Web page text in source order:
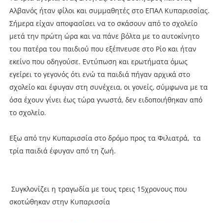
Αλβανός ήταν φίλοι και συμμαθητές στο ΕΠΑΛ Κυπαρισσίας.
Σήμερα είχαν αποφασίσει να το σκάσουν από το σχολείο
μετά την πρώτη ώρα και να πάνε βόλτα με το αυτοκίνητο
του πατέρα του παιδιού που εξέπνευσε στο Ρίο και ήταν
εκείνο που οδηγούσε. Εντύπωση και ερωτήματα όμως
εγείρει το γεγονός ότι ενώ τα παιδιά πήγαν αρχικά στο
σχολείο και έφυγαν στη συνέχεια, οι γονείς, σύμφωνα με τα
όσα έχουν γίνει έως τώρα γνωστά, δεν ειδοποιήθηκαν από
το σχολείο.
Εξω από την Κυπαρισσία στο δρόμο προς τα Φιλιατρά, τα
τρία παιδιά έφυγαν από τη ζωή.
Συγκλονίζει η τραγωδία με τους τρεις 15χρονους που
σκοτώθηκαν στην Κυπαρισσία